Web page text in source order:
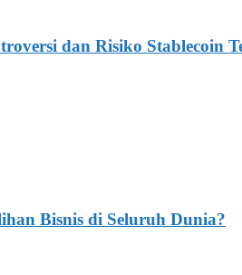
dan Risiko Stablecoin
Bisnis di Seluruh Dunia?